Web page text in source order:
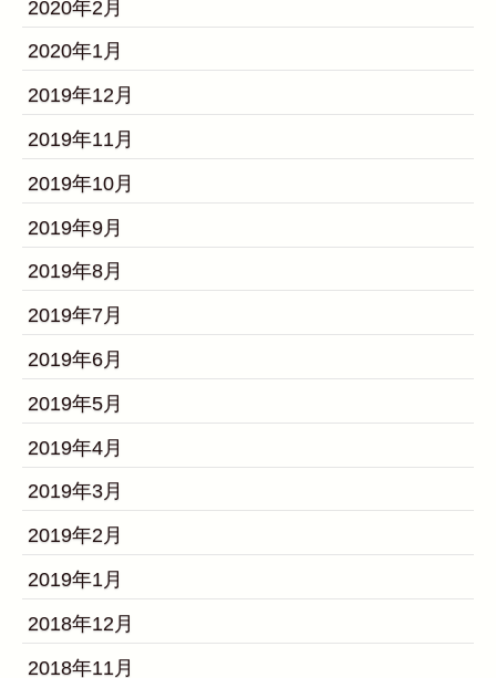
2020年2月
2020年1月
2019年12月
2019年11月
2019年10月
2019年9月
2019年8月
2019年7月
2019年6月
2019年5月
2019年4月
2019年3月
2019年2月
2019年1月
2018年12月
2018年11月